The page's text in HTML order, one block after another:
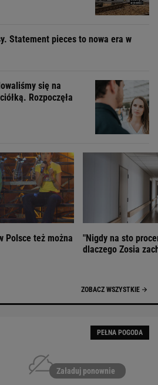
Statement pieces to nowa era w
się na
Rozpoczęła
Polsce też można
"Nigdy na sto
dlaczego Zosia
ZOBACZ WSZYSTKIE
PEŁNA POGODA
Załaduj ponownie